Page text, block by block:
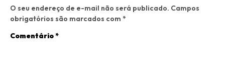
O seu endereço de e-mail não será publicado. Campos
obrigatórios são marcados com *
Comentário*